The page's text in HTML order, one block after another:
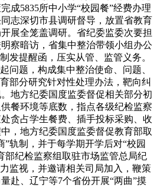
成5835所中小学“校园餐”经费办理
志深切市县调研督导，放置省教育
展全笼盖调研。省纪委监委次要担
察暗访，省集中整治带领小组办公
发提醒函，压实从管、监管义务。
问题，构成集中整治使命、问题、
部分研究针对性处理办法，靶向纠
地方纪委国度监委督促相关部分初
餐环境等底数，指点各级纪检监察
贪占学生餐费、插手投标采购、收
，地方纪委国度监委督促教育部取
”轨制，并于每学期开学后对“校园
部纪检监察组取驻市场监管总局纪
监视，并邀请相关司局加入，鞭策
赴、辽宁等7个省份开展“两曲”摸